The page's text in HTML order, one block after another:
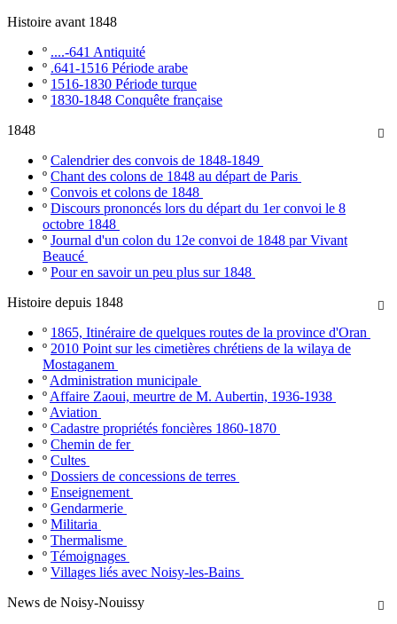
Histoire avant 1848
º ....-641 Antiquité
º .641-1516 Période arabe
º 1516-1830 Période turque
º 1830-1848 Conquête française

1848
º Calendrier des convois de 1848-1849
º Chant des colons de 1848 au départ de Paris
º Convois et colons de 1848
º Discours prononcés lors du départ du 1er convoi le 8
octobre 1848
º Journal d'un colon du 12e convoi de 1848 par Vivant
Beaucé
º Pour en savoir un peu plus sur 1848

Histoire depuis 1848
º 1865, Itinéraire de quelques routes de la province d'Oran
º 2010 Point sur les cimetières chrétiens de la wilaya de
Mostaganem
º Administration municipale
º Affaire Zaoui, meurtre de M. Aubertin, 1936-1938
º Aviation
º Cadastre propriétés foncières 1860-1870
º Chemin de fer
º Cultes
º Dossiers de concessions de terres
º Enseignement
º Gendarmerie
º Militaria
º Thermalisme
º Témoignages
º Villages liés avec Noisy-les-Bains

News de Noisy-Nouissy